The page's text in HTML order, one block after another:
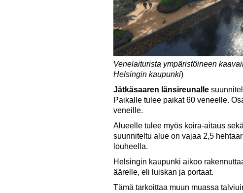
Venelaiturista ympäristöineen
Helsingin kaupunki)
Jätkäsaaren länsireunalle
Paikalle tulee paikat 60 veneelle.
veneille.
Alueelle tulee myös koira-aitaus
suunniteltu alue on vajaa 2,5
louheella.
Helsingin kaupunki aikoo
äärelle, eli luiskan ja portaat.
Tämä tarkoittaa muun muassa